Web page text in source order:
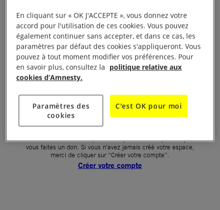
Mot de passe oublié ?
Un problème de connexion ?
Première connexion ?
La création de votre espace n’est pas automatique lorsque
vous faites un don. Si vous n’avez jamais créé votre espace,
merci de cliquer sur “Créer votre compte”.
Créer votre compte
En cliquant sur « OK J'ACCEPTE », vous donnez votre
accord pour l'utilisation de ces cookies. Vous pouvez
également continuer sans accepter, et dans ce cas, les
paramètres par défaut des cookies s'appliqueront. Vous
pouvez à tout moment modifier vos préférences. Pour
en savoir plus, consultez la politique relative aux
cookies d’Amnesty.
Paramètres des
cookies
C'est OK pour moi